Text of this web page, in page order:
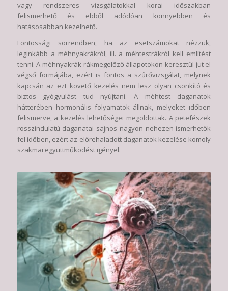
vagy rendszeres vizsgálatokkal korai időszakban
felismerhető és ebből adódóan könnyebben és
hatásosabban kezelhető.
Fontossági sorrendben, ha az esetszámokat nézzük,
leginkább a méhnyakrákról, ill. a méhtestrákról kell említést
tenni. A méhnyakrák rákmegelőző állapotokon keresztül jut el
végső formájába, ezért is fontos a szűrővizsgálat, melynek
kapcsán az ezt követő kezelés nem lesz olyan csonkító és
biztos gyógyulást tud nyújtani. A méhtest daganatok
hátterében hormonális folyamatok állnak, melyeket időben
felismerve, a kezelés lehetőségei megoldottak. A petefészek
rosszindulatú daganatai sajnos nagyon nehezen ismerhetők
fel időben, ezért az előrehaladott daganatok kezelése komoly
szakmai együttműködést igényel.